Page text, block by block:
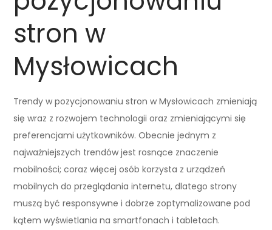
stron w
Mysłowicach
Trendy w pozycjonowaniu stron w Mysłowicach zmieniają
się wraz z rozwojem technologii oraz zmieniającymi się
preferencjami użytkowników. Obecnie jednym z
najważniejszych trendów jest rosnące znaczenie
mobilności; coraz więcej osób korzysta z urządzeń
mobilnych do przeglądania internetu, dlatego strony
muszą być responsywne i dobrze zoptymalizowane pod
kątem wyświetlania na smartfonach i tabletach.